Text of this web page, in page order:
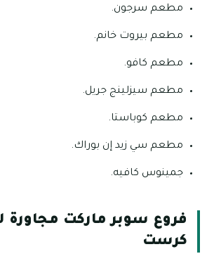
مطعم سرجون.
مطعم بيروت خانم.
مطعم كافو.
مطعم سيزلينج جريل.
مطعم كوباستا.
مطعم سي زيد إن بوراك.
جمينوس كافيه.
فروع سوبر ماركت مجاورة
كرست